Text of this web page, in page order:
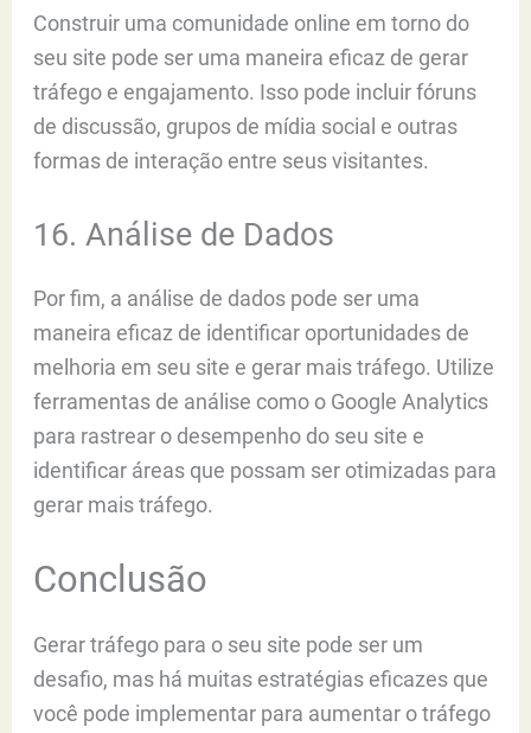
Construir uma comunidade online em torno do
seu site pode ser uma maneira eficaz de gerar
tráfego e engajamento. Isso pode incluir fóruns
de discussão, grupos de mídia social e outras
formas de interação entre seus visitantes.
16. Análise de Dados
Por fim, a análise de dados pode ser uma
maneira eficaz de identificar oportunidades de
melhoria em seu site e gerar mais tráfego. Utilize
ferramentas de análise como o Google Analytics
para rastrear o desempenho do seu site e
identificar áreas que possam ser otimizadas para
gerar mais tráfego.
Conclusão
Gerar tráfego para o seu site pode ser um
desafio, mas há muitas estratégias eficazes que
você pode implementar para aumentar o tráfego